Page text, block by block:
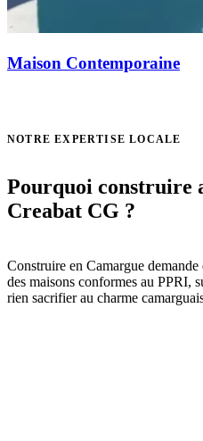
Maison Contemporaine
NOTRE EXPERTISE LOCALE
Pourquoi construire
Creabat CG ?
Construire en Camargue
des maisons conformes au PPRI,
rien sacrifier au charme